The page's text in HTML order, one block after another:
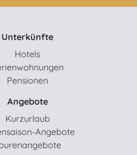
Unterkünfte
Hotels
Pensionen
Angebote
Kurzurlaub
Angebote